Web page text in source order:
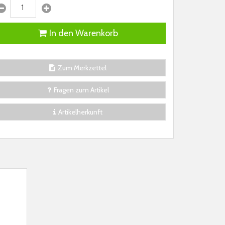
In den Warenkorb
Zum Merkzettel
Fragen zum Artikel
Artikelherkunft